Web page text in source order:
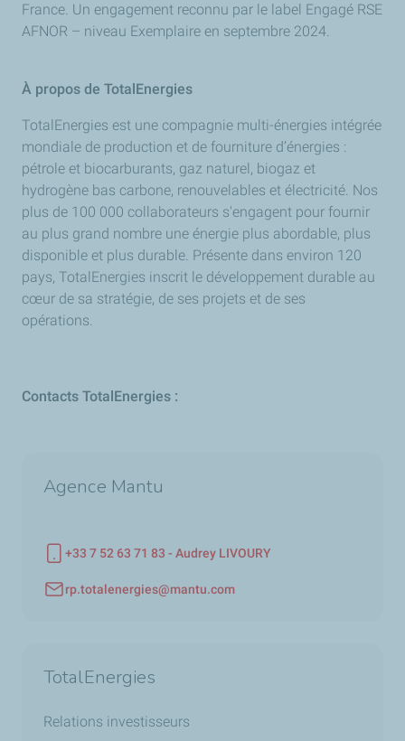
France. Un engagement reconnu par le label Engagé RSE
AFNOR – niveau Exemplaire en septembre 2024.
À propos de TotalEnergies
TotalEnergies est une compagnie multi-énergies intégrée
mondiale de production et de fourniture d’énergies :
pétrole et biocarburants, gaz naturel, biogaz et
hydrogène bas carbone, renouvelables et électricité. Nos
plus de 100 000 collaborateurs s'engagent pour fournir
au plus grand nombre une énergie plus abordable, plus
disponible et plus durable. Présente dans environ 120
pays, TotalEnergies inscrit le développement durable au
cœur de sa stratégie, de ses projets et de ses
opérations.
Contacts TotalEnergies :
Agence Mantu
+33 7 52 63 71 83 - Audrey LIVOURY
rp.totalenergies@mantu.com
TotalEnergies
Relations investisseurs